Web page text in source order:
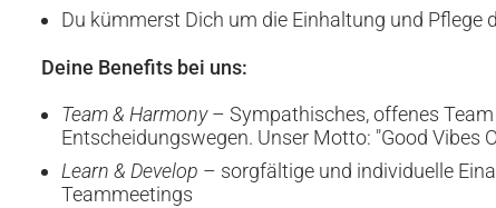
Du kümmerst Dich um die Einhaltung und Pflege
Deine Benefits bei uns:
Team & Harmony– Sympathisches, offenes
Entscheidungswegen. Unser Motto: "Good Vibes
Learn & Develop – sorgfältige und individuelle
Teammeetings